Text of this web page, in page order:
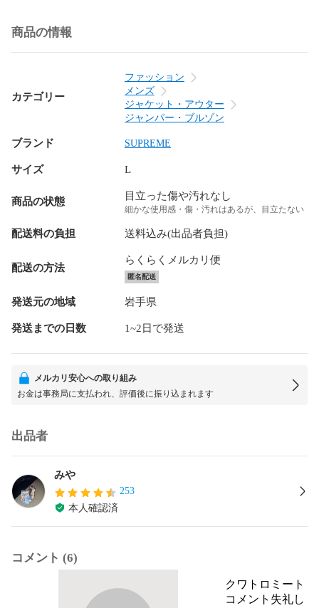
商品の情報
カテゴリー
ファッション
メンズ
ジャケット・アウター
ジャンパー・ブルゾン
ブランド SUPREME
サイズ L
商品の状態 目立った傷や汚れなし
細かな使用感・傷・汚れはあるが、目立たない
配送料の負担 送料込み(出品者負担)
配送の方法
らくらくメルカリ便
匿名配送
発送元の地域 岩手県
発送までの日数 1~2日で発送
メルカリ安心への取り組み
お金は事務局に支払われ、評価後に振り込まれます
出品者
みや
253
本人確認済
コメント (6)
クワトロミート
コメント失礼し